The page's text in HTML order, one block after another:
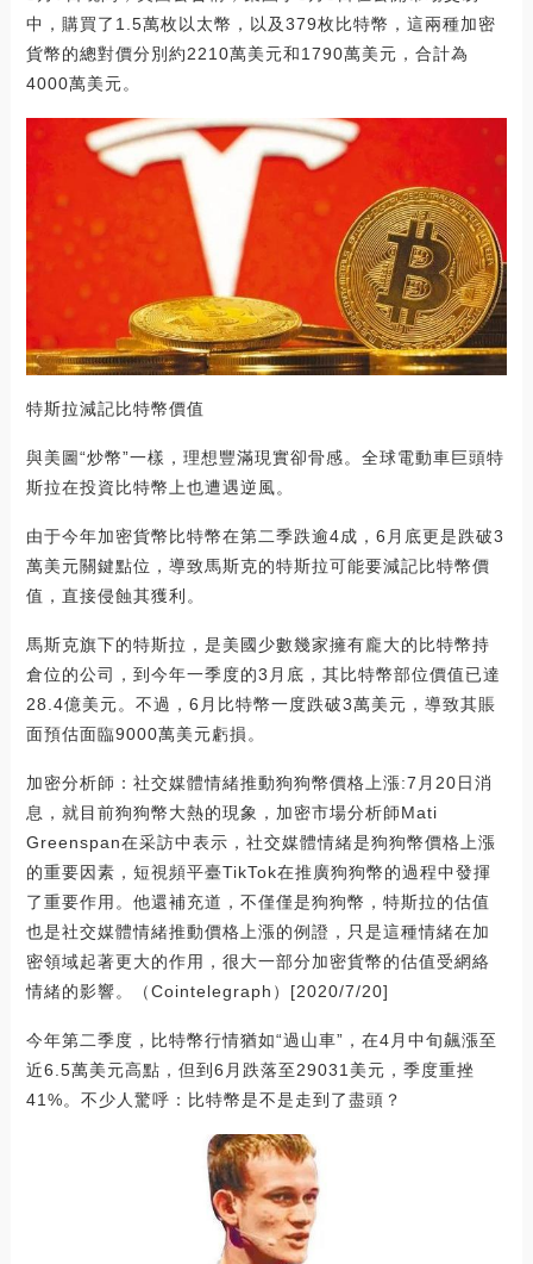
中，購買了1.5萬枚以太幣，以及379枚比特幣，這兩種加密
貨幣的總對價分別約2210萬美元和1790萬美元，合計為
4000萬美元。
特斯拉減記比特幣價值
與美圖“炒幣”一樣，理想豐滿現實卻骨感。全球電動車巨頭特
斯拉在投資比特幣上也遭遇逆風。
由于今年加密貨幣比特幣在第二季跌逾4成，6月底更是跌破3
萬美元關鍵點位，導致馬斯克的特斯拉可能要減記比特幣價
值，直接侵蝕其獲利。
馬斯克旗下的特斯拉，是美國少數幾家擁有龐大的比特幣持
倉位的公司，到今年一季度的3月底，其比特幣部位價值已達
28.4億美元。不過，6月比特幣一度跌破3萬美元，導致其賬
面預估面臨9000萬美元虧損。
加密分析師：社交媒體情緒推動狗狗幣價格上漲:7月20日消
息，就目前狗狗幣大熱的現象，加密市場分析師Mati
Greenspan在采訪中表示，社交媒體情緒是狗狗幣價格上漲
的重要因素，短視頻平臺TikTok在推廣狗狗幣的過程中發揮
了重要作用。他還補充道，不僅僅是狗狗幣，特斯拉的估值
也是社交媒體情緒推動價格上漲的例證，只是這種情緒在加
密領域起著更大的作用，很大一部分加密貨幣的估值受網絡
情緒的影響。（Cointelegraph）[2020/7/20]
今年第二季度，比特幣行情猶如“過山車”，在4月中旬飆漲至
近6.5萬美元高點，但到6月跌落至29031美元，季度重挫
41%。不少人驚呼：比特幣是不是走到了盡頭？